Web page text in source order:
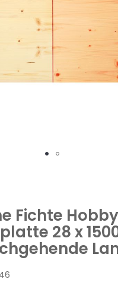
Fichte Hobby
28 x